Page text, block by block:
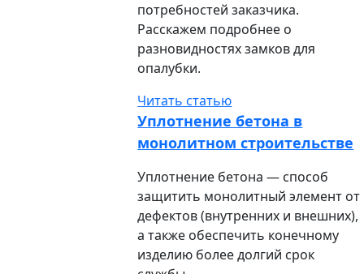
потребностей заказчика.
Расскажем подробнее о
разновидностях замков для
опалубки.
Читать статью
Уплотнение бетона в
монолитном строительстве
Уплотнение бетона — способ
защитить монолитный элемент от
дефектов (внутренних и внешних),
а также обеспечить конечному
изделию более долгий срок